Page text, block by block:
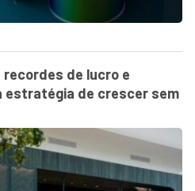
recordes de lucro e
estratégia de crescer sem